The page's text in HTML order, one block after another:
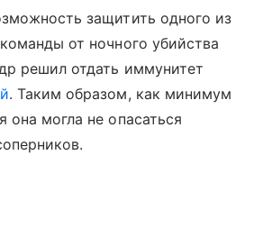
защитить одного из
от ночного убийства
решил отдать иммунитет
. Таким образом, как минимум
могла не опасаться